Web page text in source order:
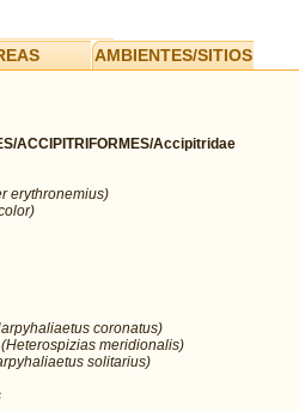
AMBIENTES/SITIOS
ACCIPITRIFORMES/Accipitridae
erythronemius)
coronatus)
meridionalis)
solitarius)